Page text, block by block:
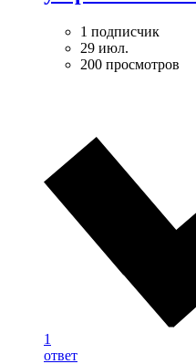
1 подписчик
29 июл.
200 просмотров
1
ответ